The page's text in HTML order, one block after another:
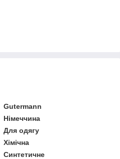
Gutermann
Німеччина
Для одягу
Хімічна
Синтетичне